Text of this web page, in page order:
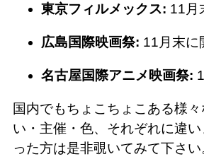
東京フィルメックス: 11月
広島国際映画祭: 11月末に
名古屋国際アニメ映画祭:
国内でもちょこちょこある様
い・主催・色、それぞれに違
った方は是非覗いてみて下さ